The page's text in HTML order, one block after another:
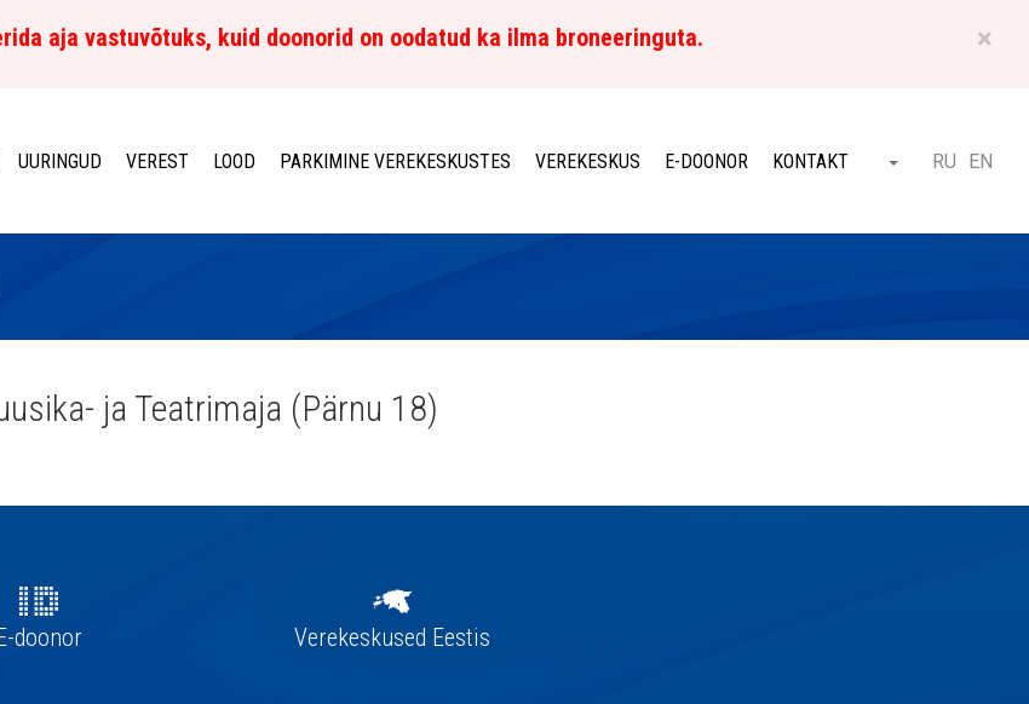
×
aja vastuvõtuks, kuid doonorid on oodatud ka ilma broneeringuta.
UURINGUD VEREST LOOD PARKIMINE VEREKESKUSTES VEREKESKUS E-DOONOR KONTAKT Otsi ET
RU EN
ja Teatrimaja (Pärnu 18)
doonor Verekeskused Eestis